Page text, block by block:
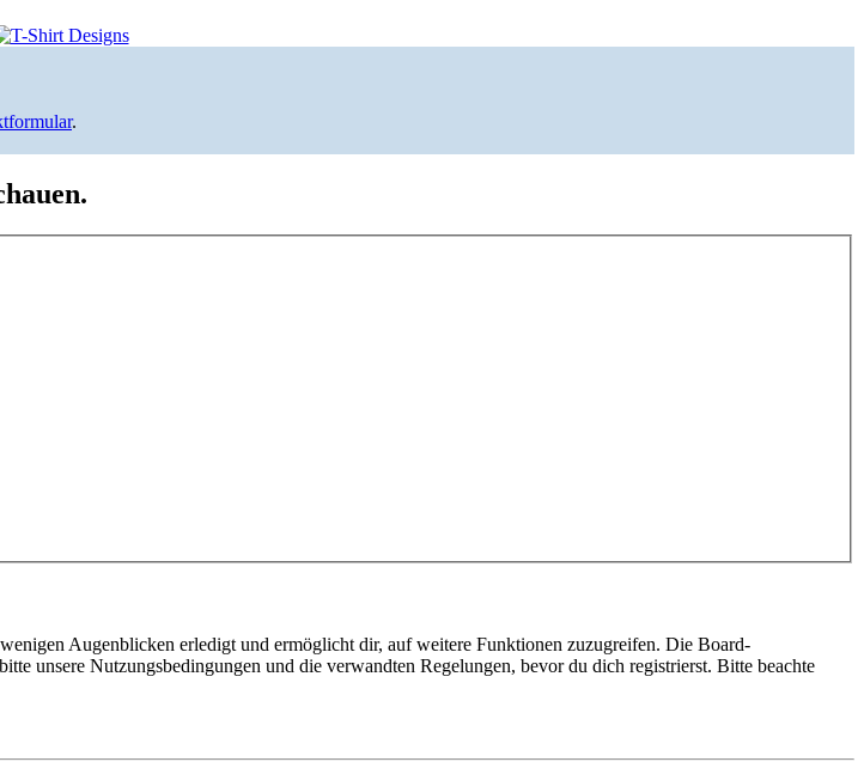
.
Augenblicken erledigt und ermöglicht dir, auf weitere Funktionen zuzugreifen. Die Board-
unsere Nutzungsbedingungen und die verwandten Regelungen, bevor du dich registrierst. Bitte beachte